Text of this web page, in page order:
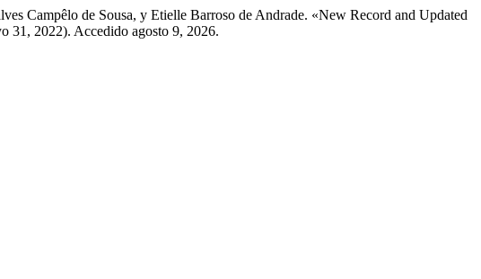
Campêlo de Sousa, y Etielle Barroso de Andrade. «New Record and Updated
31, 2022). Accedido agosto 9, 2026.